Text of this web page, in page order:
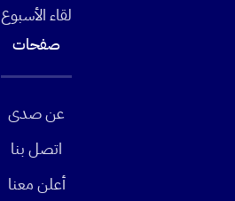
لقاء الأسبوع
صفحات
عن صدى
اتصل بنا
أعلن معنا